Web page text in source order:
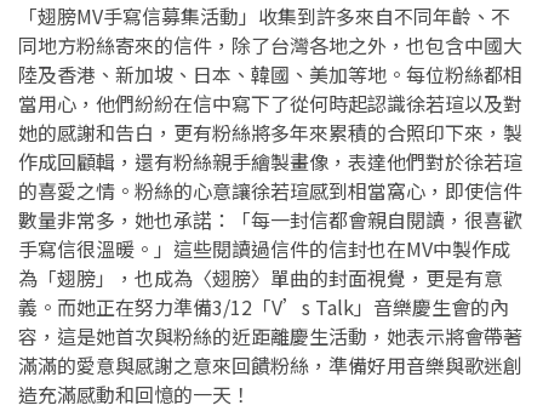
「翅膀MV手寫信募集活動」收集到許多來自不同年齡、不
同地方粉絲寄來的信件，除了台灣各地之外，也包含中國大
陸及香港、新加坡、日本、韓國、美加等地。每位粉絲都相
當用心，他們紛紛在信中寫下了從何時起認識徐若瑄以及對
她的感謝和告白，更有粉絲將多年來累積的合照印下來，製
作成回顧輯，還有粉絲親手繪製畫像，表達他們對於徐若瑄
的喜愛之情。粉絲的心意讓徐若瑄感到相當窩心，即使信件
數量非常多，她也承諾：「每一封信都會親自閱讀，很喜歡
手寫信很溫暖。」這些閱讀過信件的信封也在MV中製作成
為「翅膀」，也成為〈翅膀〉單曲的封面視覺，更是有意
義。而她正在努力準備3/12「V’s Talk」音樂慶生會的內
容，這是她首次與粉絲的近距離慶生活動，她表示將會帶著
滿滿的愛意與感謝之意來回饋粉絲，準備好用音樂與歌迷創
造充滿感動和回憶的一天！